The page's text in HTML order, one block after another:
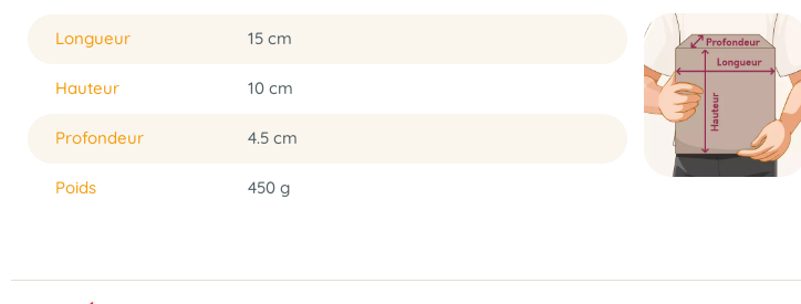
Longueur 15 cm
Hauteur 10 cm
Profondeur 4.5 cm
Poids 450 g